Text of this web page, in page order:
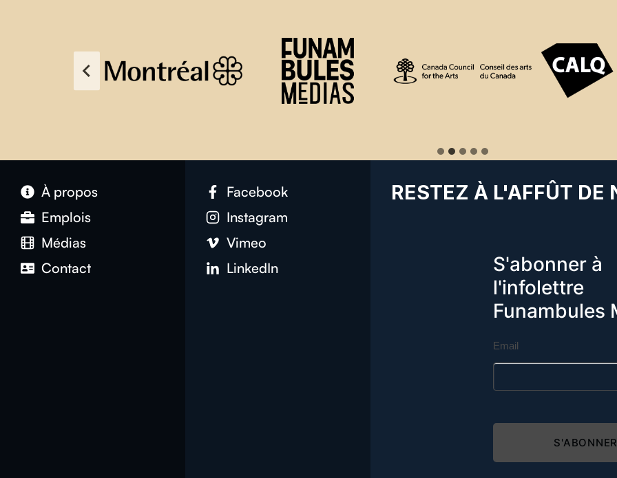
À propos
Emplois
Médias
Contact
Facebook
Instagram
Vimeo
LinkedIn
RESTEZ À L'AFFÛT DE
S'abonner à
l'infolettre
Funambules
Email
S'ABONNER